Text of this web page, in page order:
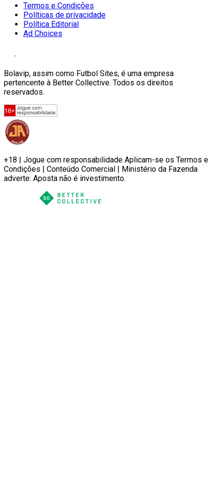
Termos e Condições
Políticas de privacidade
Política Editorial
Ad Choices
Bolavip, assim como Futbol Sites, é uma empresa
pertencente à Better Collective. Todos os direitos
reservados.
+18 | Jogue com responsabilidade Aplicam-se os Termos e
Condições | Conteúdo Comercial | Ministério da Fazenda
adverte: Aposta não é investimento.